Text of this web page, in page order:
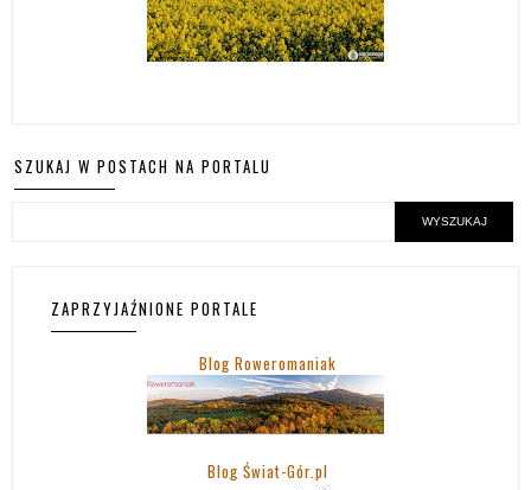
SZUKAJ W POSTACH NA PORTALU
ZAPRZYJAŹNIONE PORTALE
Blog Roweromaniak
Blog Świat-Gór.pl